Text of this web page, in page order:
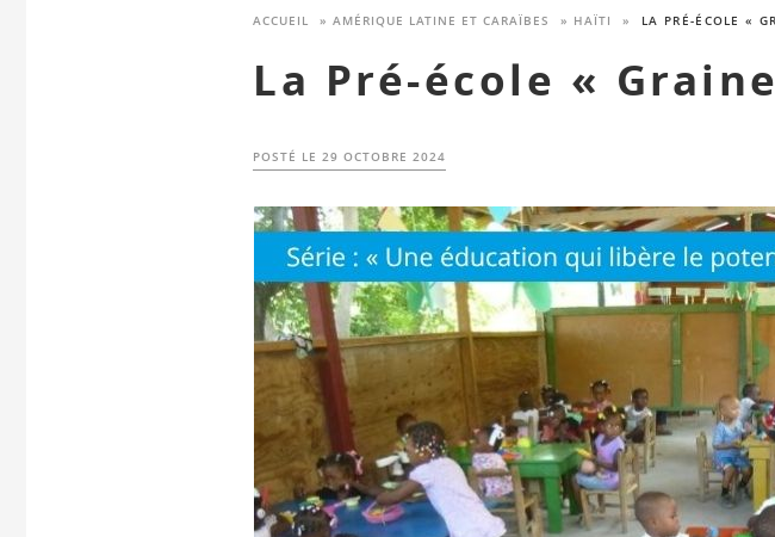
ACCUEIL »AMÉRIQUE LATINE ET CARAÏBES » HAÏTI » LA PRÉ-ÉCOLE «
La Pré-école «
POSTÉ LE29 OCTOBRE 2024